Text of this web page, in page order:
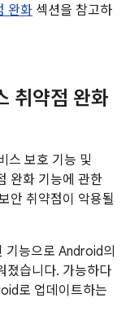
완화 섹션을 참고하
약점 완화
스 보호 기능 및
완화 기능에 관한
안 취약점이 악용될
기능으로 Android의
졌습니다. 가능하다
로 업데이트하는